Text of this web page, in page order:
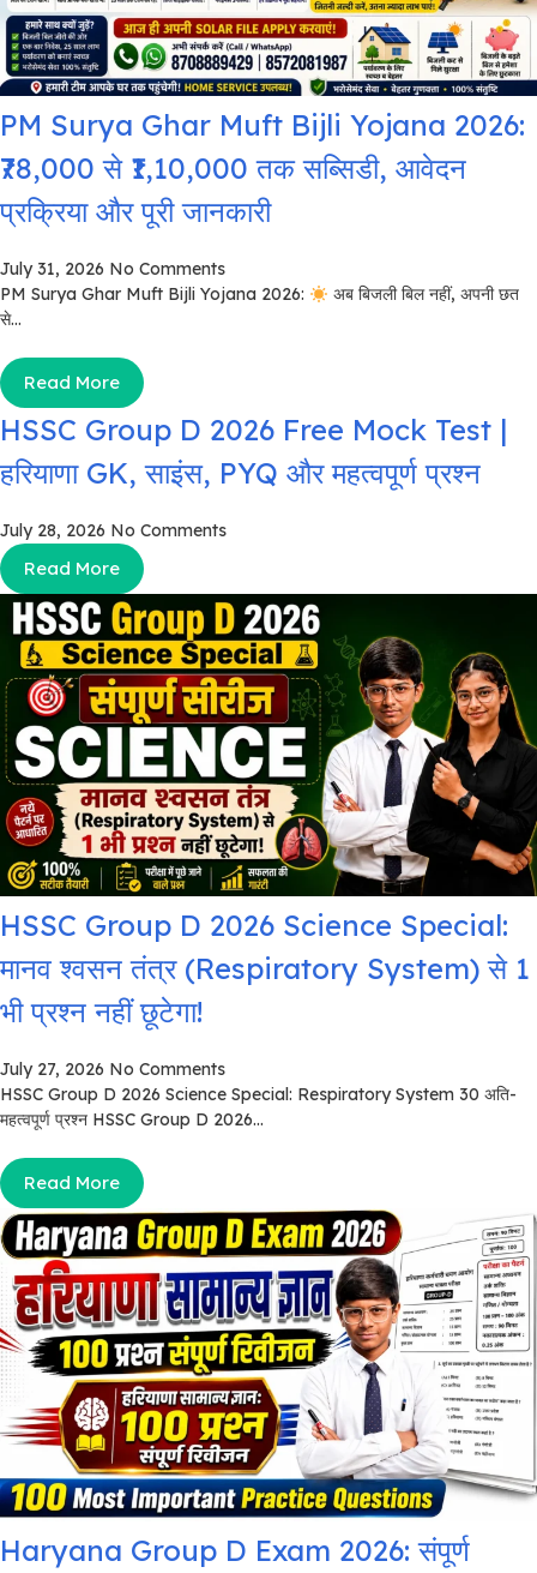
PM Surya Ghar Muft Bijli Yojana 2026:
₹78,000 से ₹1,10,000 तक सब्सिडी, आवेदन
प्रक्रिया और पूरी जानकारी
July 31, 2026 No Comments
PM Surya Ghar Muft Bijli Yojana 2026:
अब बिजली बिल नहीं, अपनी छत
से...
Read More
HSSC Group D 2026 Free Mock Test |
हरियाणा GK, साइंस, PYQ और महत्वपूर्ण प्रश्न
July 28, 2026 No Comments
Read More
HSSC Group D 2026 Science Special:
मानव श्वसन तंत्र (Respiratory System) से 1
भी प्रश्न नहीं छूटेगा!
July 27, 2026 No Comments
HSSC Group D 2026 Science Special: Respiratory System 30 अति-
महत्वपूर्ण प्रश्न HSSC Group D 2026...
Read More
Haryana Group D Exam 2026: संपूर्ण